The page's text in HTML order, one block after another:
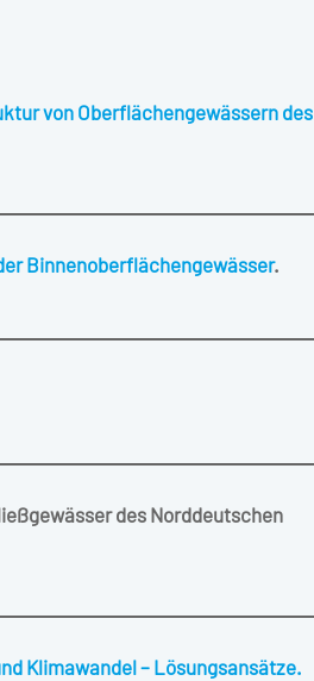
von Oberflächengewässern des
Binnenoberflächengewässer.
des Norddeutschen
Klimawandel – Lösungsansätze.